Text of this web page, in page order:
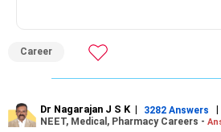
BEST WISHES.
Career
Dr Nagarajan J S K | 3282 Answers |
NEET, Medical, Pharmacy Careers -